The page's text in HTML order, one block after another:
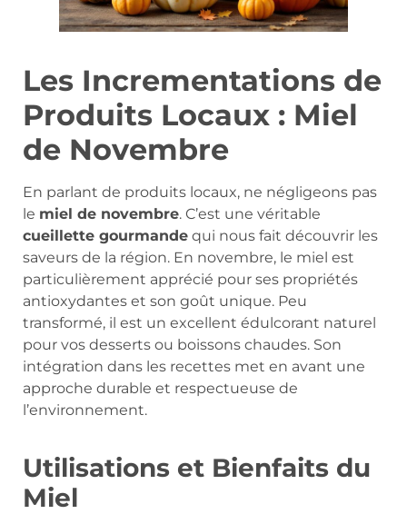
Les Incrementations de
Produits Locaux : Miel
de Novembre
En parlant de produits locaux, ne négligeons pas
le miel de novembre. C’est une véritable
cueillette gourmande qui nous fait découvrir les
saveurs de la région. En novembre, le miel est
particulièrement apprécié pour ses propriétés
antioxydantes et son goût unique. Peu
transformé, il est un excellent édulcorant naturel
pour vos desserts ou boissons chaudes. Son
intégration dans les recettes met en avant une
approche durable et respectueuse de
l’environnement.
Utilisations et Bienfaits du
Miel